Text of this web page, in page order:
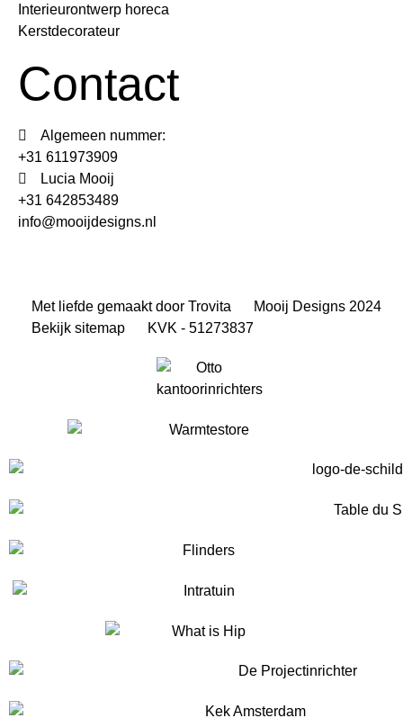
Interieurontwerp horeca
Kerstdecorateur
Contact
Algemeen nummer:
+31 611973909
Lucia Mooij
+31 642853489
info@mooijdesigns.nl
Met liefde gemaakt door Trovita
Mooij Designs 2024
Bekijk sitemap
KVK - 51273837